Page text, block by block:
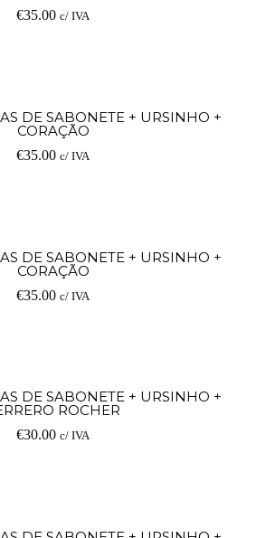
€35.00 c/ IVA
DE SABONETE + URSINHO +
CORAÇÃO
€35.00 c/ IVA
DE SABONETE + URSINHO +
CORAÇÃO
€35.00 c/ IVA
DE SABONETE + URSINHO +
ROCHER
€30.00 c/ IVA